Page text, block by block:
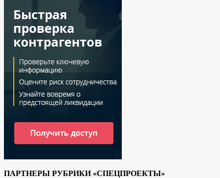
ПАРТНЕРЫ РУБРИКИ «СПЕЦПРОЕКТЫ»